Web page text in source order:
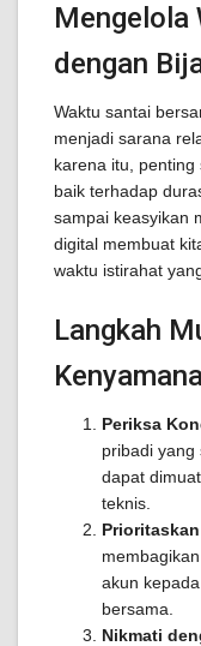
Mengelola
dengan
Waktu santai
menjadi sarana
karena itu, penting
baik terhadap
sampai keasyikan
digital membuat
waktu istirahat
Langkah
Periksa
pribadi yang
dapat
teknis.
akun
bersama.
Nikmati